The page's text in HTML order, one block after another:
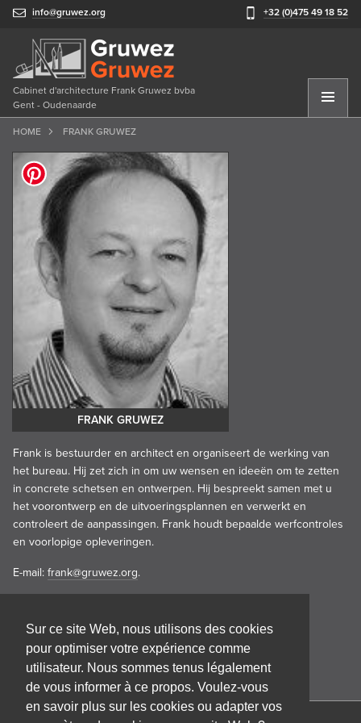
Sur ce site Web, nous utilisons des cookies
pour optimiser votre expérience comme
utilisateur. Nous sommes tenus légalement
de vous informer à ce propos. Voulez-vous
en savoir plus sur les cookies ou adapter vos
info@gruwez.org +32 (0)475 49 18 52
Cabinet d'architecture Frank Gruwez bvba
Gent - Oudenaarde
HOME FRANK GRUWEZ
FRANK GRUWEZ
Frank is bestuurder en architect en organiseert de werking van
het bureau. Hij zet zich in om uw wensen en ideeën om te zetten
in concrete schetsen en ontwerpen. Hij bespreekt samen met u
het voorontwerp en de uitvoeringsplannen en verwerkt en
controleert de aanpassingen. Frank houdt bepaalde werfcontroles
en voorlopige opleveringen.
E-mail: frank@gruwez.org.